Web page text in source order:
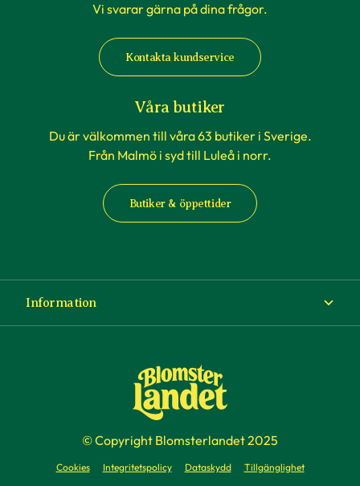
Vi svarar gärna på dina frågor.
Kontakta kundservice
Våra butiker
Du är välkommen till våra 63 butiker i Sverige.
Från Malmö i syd till Luleå i norr.
Butiker & öppettider
Information
Köp- och leveransvillkor
Företag
© Copyright Blomsterlandet 2025
Cookies Integritetspolicy Dataskydd Tillgänglighet